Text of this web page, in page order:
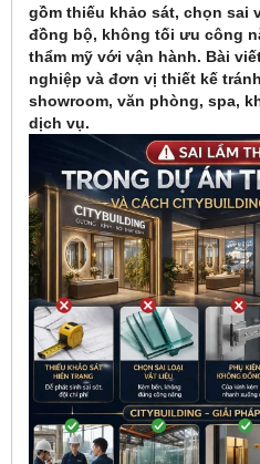
gồm thiếu khảo sát, chọn sai
đồng bộ, không tối ưu công
thẩm mỹ với vận hành. Bài
nghiệp và đơn vị thiết kế
showroom, văn phòng, spa,
dịch vụ.